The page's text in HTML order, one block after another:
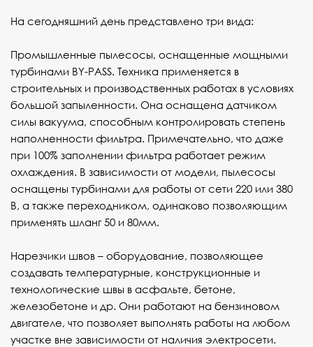
На сегодняшний день представлено три вида:
Промышленные пылесосы, оснащенные мощными
турбинами BY-PASS. Техника применяется в
строительных и производственных работах в условиях
большой запыленности. Она оснащена датчиком
силы вакуума, способным контролировать степень
наполненности фильтра. Примечательно, что даже
при 100% заполнении фильтра работает режим
охлаждения. В зависимости от модели, пылесосы
оснащены турбинами для работы от сети 220 или 380
В, а также переходником, одинаково позволяющим
применять шланг 50 и 80мм.
Нарезчики швов– оборудование, позволяющее
создавать температурные, конструкционные и
технологические швы в асфальте, бетоне,
железобетоне и др. Они работают на бензиновом
двигателе, что позволяет выполнять работы на любом
участке вне зависимости от наличия электросети.